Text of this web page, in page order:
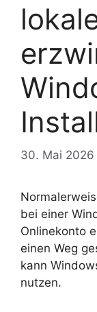
30. Mai 2026
bei einer
Onlinekonto
einen Weg
kann
nutzen.